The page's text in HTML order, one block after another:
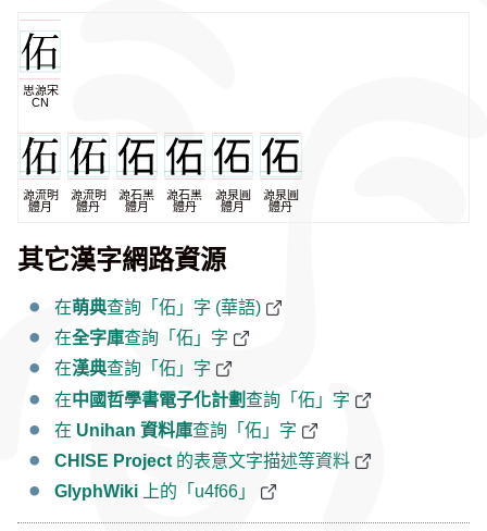
思源宋
CN
源流明
體月
源流明
體丹
源石黑
體月
源石黑
體丹
源泉圓
體月
源泉圓
體丹
其它漢字網路資源
在萌典查詢「佦」字 (華語)
在全字庫查詢「佦」字
在漢典查詢「佦」字
在中國哲學書電子化計劃查詢「佦」字
在 Unihan 資料庫查詢「佦」字
CHISE Project 的表意文字描述等資料
GlyphWiki 上的「u4f66」